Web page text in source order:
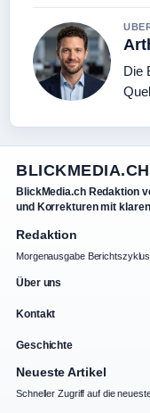
Die
BLICKMEDIA.CH
BlickMedia.ch Redaktion
und Korrekturen mit
Redaktion
Morgenausgabe
Über uns
Kontakt
Geschichte
Neueste Artikel
Schneller Zugriff auf die